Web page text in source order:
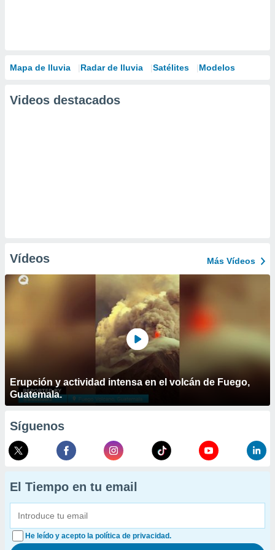
Mapa de lluvia Radar de lluvia Satélites Modelos
Videos destacados
Vídeos Más Vídeos
Erupción y actividad intensa en el volcán de Fuego,
Guatemala.
Síguenos
El Tiempo en tu email
He leído y acepto la política de privacidad.